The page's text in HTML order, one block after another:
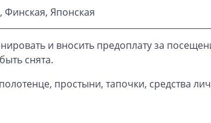
Финская, Японская
и вносить предоплату за
снята.
простыни, тапочки, средства